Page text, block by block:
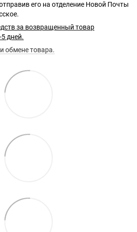
его на отделение Новой Почты
за возвращенный товар
дней.
обмене товара.